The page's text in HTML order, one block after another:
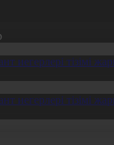
иегерлері тізімі
иегерлері тізімі